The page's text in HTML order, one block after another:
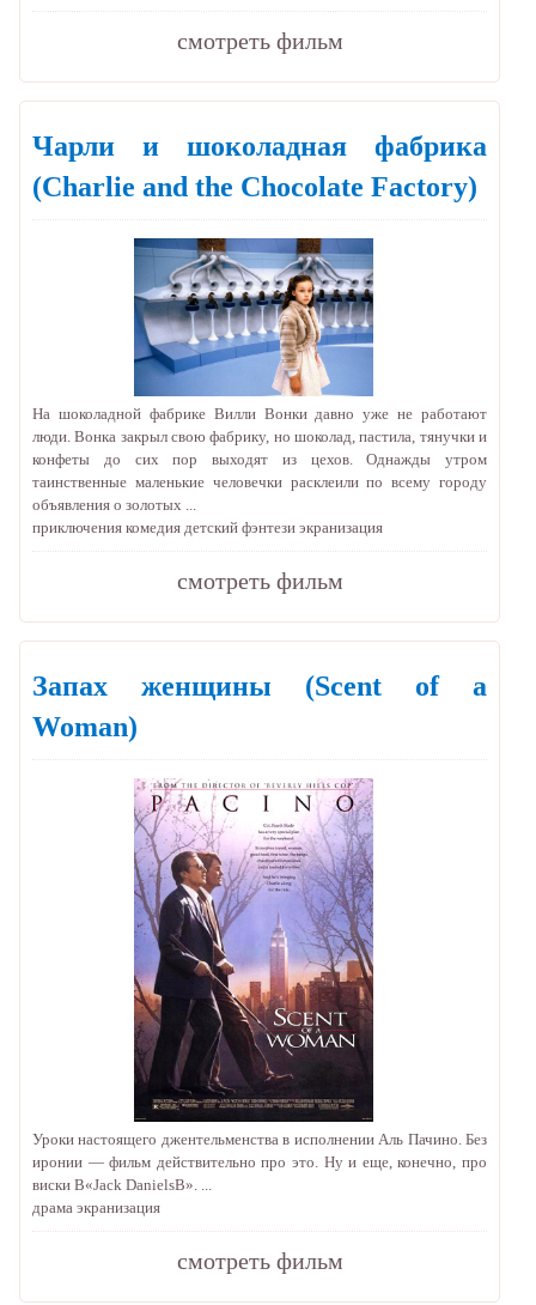
cмотреть фильм
Чарли и шоколадная фабрика
(Charlie and the Chocolate Factory)
На шоколадной фабрике Вилли Вонки давно уже не работают
люди. Вонка закрыл свою фабрику, но шоколад, пастила, тянучки и
конфеты до сих пор выходят из цехов. Однажды утром
таинственные маленькие человечки расклеили по всему городу
объявления о золотых ...
приключения комедия детский фэнтези экранизация
cмотреть фильм
Запах женщины (Scent of a
Woman)
Уроки настоящего джентельменства в исполнении Аль Пачино. Без
иронии — фильм действительно про это. Ну и еще, конечно, про
виски В«Jack DanielsВ». ...
драма экранизация
cмотреть фильм